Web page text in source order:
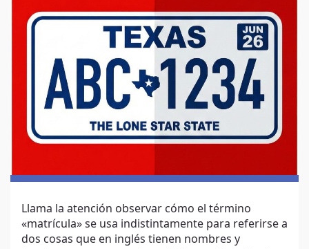
Llama la atención observar cómo el término
«matrícula» se usa indistintamente para referirse a
dos cosas que en inglés tienen nombres y